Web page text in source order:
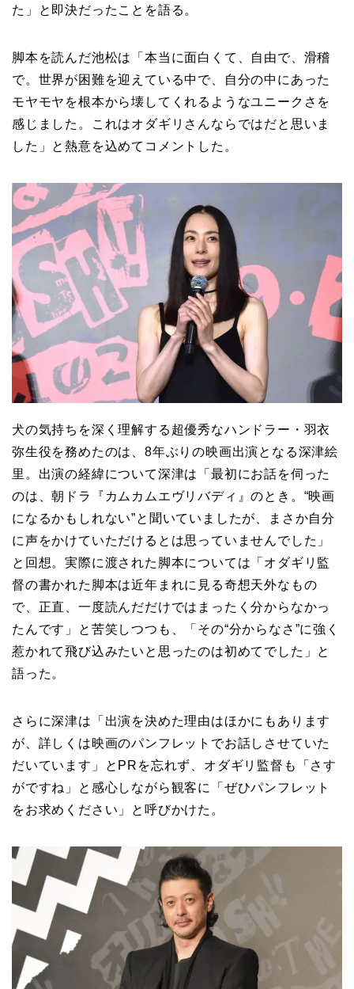
た」と即決だったことを語る。
脚本を読んだ池松は「本当に面白くて、自由で、滑稽
で。世界が困難を迎えている中で、自分の中にあった
モヤモヤを根本から壊してくれるようなユニークさを
感じました。これはオダギリさんならではだと思いま
した」と熱意を込めてコメントした。
⽝の気持ちを深く理解する超優秀なハンドラー・羽衣
弥生役を務めたのは、8年ぶりの映画出演となる深津絵
里。出演の経緯について深津は「最初にお話を伺った
のは、朝ドラ『カムカムエヴリバディ』のとき。“映画
になるかもしれない”と聞いていましたが、まさか自分
に声をかけていただけるとは思っていませんでした」
と回想。実際に渡された脚本については「オダギリ監
督の書かれた脚本は近年まれに見る奇想天外なもの
で、正直、一度読んだだけではまったく分からなかっ
たんです」と苦笑しつつも、「その“分からなさ”に強く
惹かれて飛び込みたいと思ったのは初めてでした」と
語った。
さらに深津は「出演を決めた理由はほかにもあります
が、詳しくは映画のパンフレットでお話しさせていた
だいています」とPRを忘れず、オダギリ監督も「さす
がですね」と感心しながら観客に「ぜひパンフレット
をお求めください」と呼びかけた。